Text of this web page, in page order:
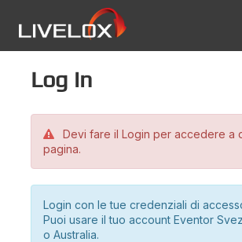
Log in
Devi fare il Login per accedere a
pagina.
Login con le tue credenziali di
Puoi usare il tuo account Eventor
o Australia.